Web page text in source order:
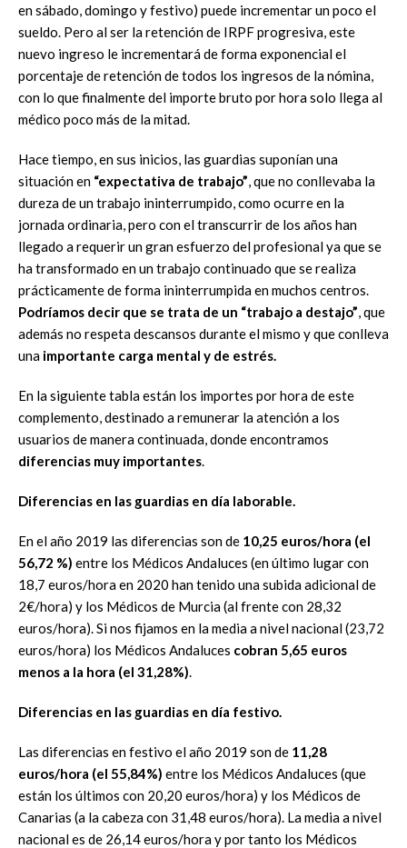
en sábado, domingo y festivo) puede incrementar un poco el
sueldo. Pero al ser la retención de IRPF progresiva, este
nuevo ingreso le incrementará de forma exponencial el
porcentaje de retención de todos los ingresos de la nómina,
con lo que finalmente del importe bruto por hora solo llega al
médico poco más de la mitad.
Hace tiempo, en sus inicios, las guardias suponían una
situación en “expectativa de trabajo”, que no conllevaba la
dureza de un trabajo ininterrumpido, como ocurre en la
jornada ordinaria, pero con el transcurrir de los años han
llegado a requerir un gran esfuerzo del profesional ya que se
ha transformado en un trabajo continuado que se realiza
prácticamente de forma ininterrumpida en muchos centros.
Podríamos decir que se trata de un “trabajo a destajo”, que
además no respeta descansos durante el mismo y que conlleva
una importante carga mental y de estrés.
En la siguiente tabla están los importes por hora de este
complemento, destinado a remunerar la atención a los
usuarios de manera continuada, donde encontramos
diferencias muy importantes.
Diferencias en las guardias en día laborable.
En el año 2019 las diferencias son de 10,25 euros/hora (el
56,72 %) entre los Médicos Andaluces (en último lugar con
18,7 euros/hora en 2020 han tenido una subida adicional de
2€/hora) y los Médicos de Murcia (al frente con 28,32
euros/hora). Si nos fijamos en la media a nivel nacional (23,72
euros/hora) los Médicos Andaluces cobran 5,65 euros
menos a la hora (el 31,28%).
Diferencias en las guardias en día festivo.
Las diferencias en festivo el año 2019 son de 11,28
euros/hora (el 55,84%) entre los Médicos Andaluces (que
están los últimos con 20,20 euros/hora) y los Médicos de
Canarias (a la cabeza con 31,48 euros/hora). La media a nivel
nacional es de 26,14 euros/hora y por tanto los Médicos